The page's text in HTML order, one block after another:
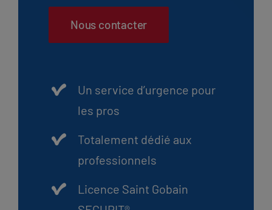
Nous contacter
Un service d’urgence pour
les pros
Totalement dédié aux
professionnels
Licence Saint Gobain